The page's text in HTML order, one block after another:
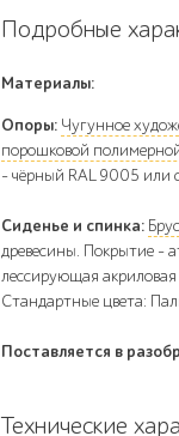
Подробные
Материалы:
Опоры: Чугунное
порошковой
– чёрный RAL 9005 или
Сиденье и спинка: Брус
древесины. Покрытие -
лессирующая
Стандартные цвета:
Поставляется в
Технические